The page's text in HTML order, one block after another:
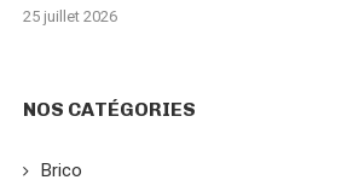
25 juillet 2026
NOS CATÉGORIES
Brico